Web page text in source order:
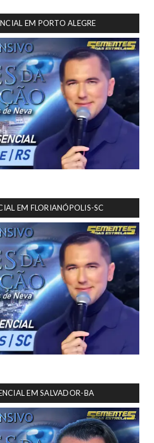
EM PORTO ALEGRE
EM FLORIANÓPOLIS-SC
EM SALVADOR-BA